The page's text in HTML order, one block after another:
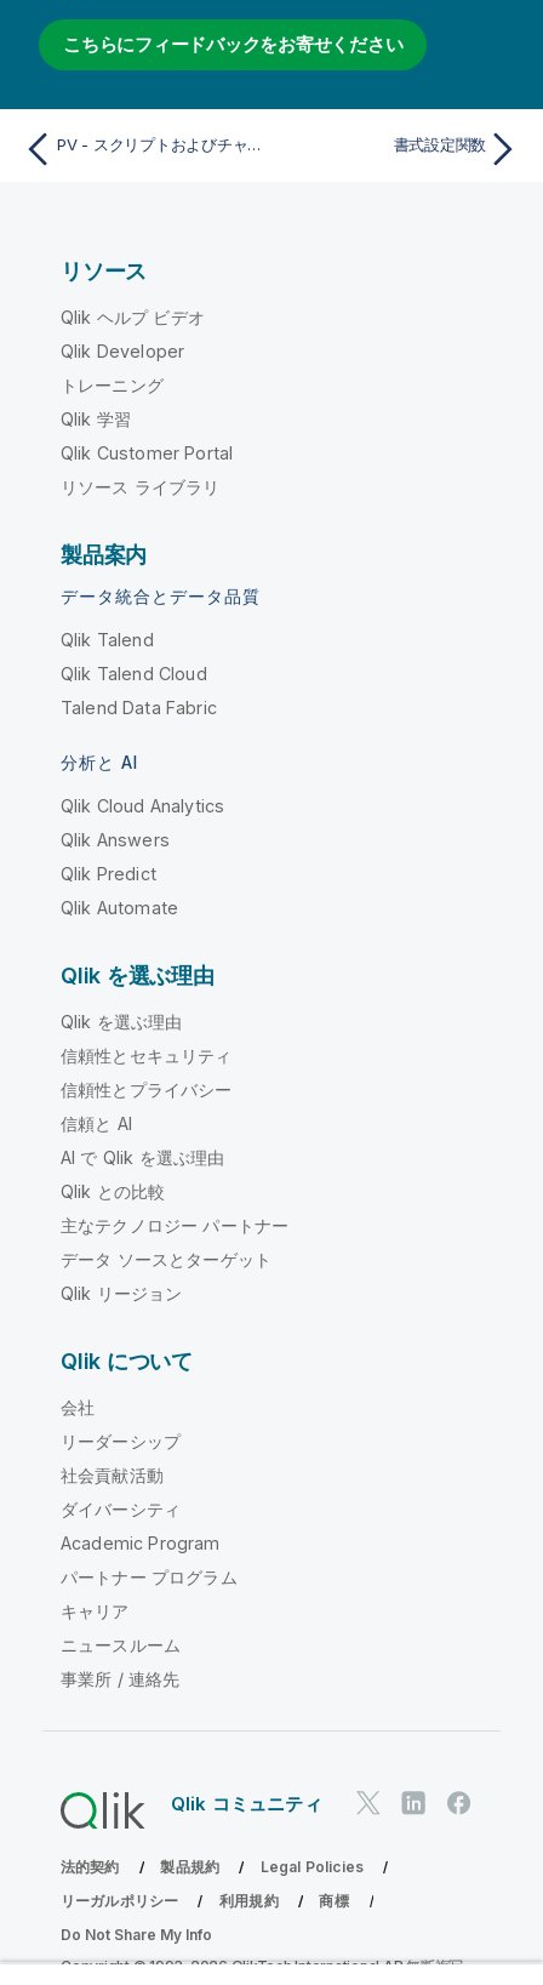
こちらにフィードバックをお寄せください
PV - スクリプトおよびチャート関数 書式設定関数
リソース
Qlik ヘルプ ビデオ
Qlik Developer
トレーニング
Qlik 学習
Qlik Customer Portal
リソース ライブラリ
製品案内
データ統合とデータ品質
Qlik Talend
Qlik Talend Cloud
Talend Data Fabric
分析と AI
Qlik Cloud Analytics
Qlik Answers
Qlik Predict
Qlik Automate
Qlik を選ぶ理由
Qlik を選ぶ理由
信頼性とセキュリティ
信頼性とプライバシー
信頼と AI
AI で Qlik を選ぶ理由
Qlik との比較
主なテクノロジー パートナー
データ ソースとターゲット
Qlik リージョン
Qlik について
会社
リーダーシップ
社会貢献活動
ダイバーシティ
Academic Program
パートナー プログラム
キャリア
ニュースルーム
事業所 / 連絡先
Qlik コミュニティ
法的契約 製品規約
Legal Policies
リーガルポリシー
利用規約
商標
Do Not Share My Info
Copyright © 1993-2026 QlikTech International AB.無断複写・